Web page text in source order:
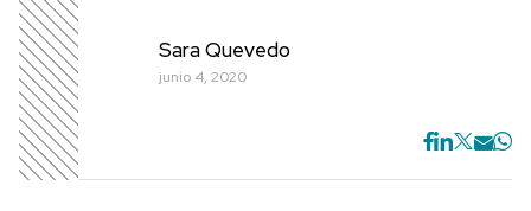
Sara Quevedo
junio 4, 2020